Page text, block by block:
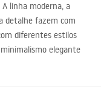
linha moderna, a
detalhe fazem com
diferentes estilos
elegante